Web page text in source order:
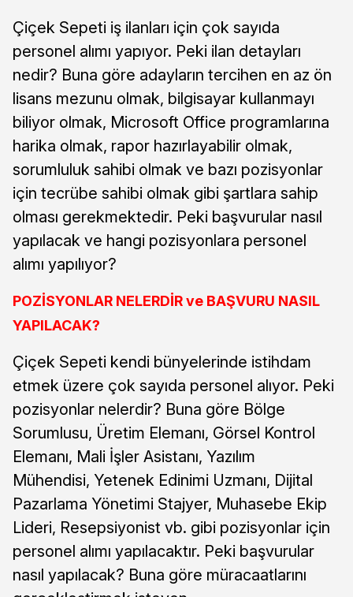
Çiçek Sepeti iş ilanları için çok sayıda
personel alımı yapıyor. Peki ilan detayları
nedir? Buna göre adayların tercihen en az ön
lisans mezunu olmak, bilgisayar kullanmayı
biliyor olmak, Microsoft Office programlarına
harika olmak, rapor hazırlayabilir olmak,
sorumluluk sahibi olmak ve bazı pozisyonlar
için tecrübe sahibi olmak gibi şartlara sahip
olması gerekmektedir. Peki başvurular nasıl
yapılacak ve hangi pozisyonlara personel
alımı yapılıyor?
POZİSYONLAR NELERDİR ve BAŞVURU NASIL
YAPILACAK?
Çiçek Sepeti kendi bünyelerinde istihdam
etmek üzere çok sayıda personel alıyor. Peki
pozisyonlar nelerdir? Buna göre Bölge
Sorumlusu, Üretim Elemanı, Görsel Kontrol
Elemanı, Mali İşler Asistanı, Yazılım
Mühendisi, Yetenek Edinimi Uzmanı, Dijital
Pazarlama Yönetimi Stajyer, Muhasebe Ekip
Lideri, Resepsiyonist vb. gibi pozisyonlar için
personel alımı yapılacaktır. Peki başvurular
nasıl yapılacak? Buna göre müracaatlarını